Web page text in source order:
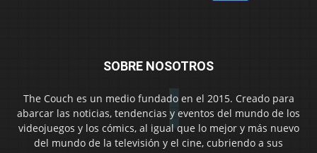
SOBRE NOSOTROS
The Couch es un medio fundado en el 2015. Creado para
abarcar las noticias, tendencias y eventos del mundo de los
videojuegos y los cómics, al igual que lo mejor y más nuevo
del mundo de la televisión y el cine, cubriendo a sus